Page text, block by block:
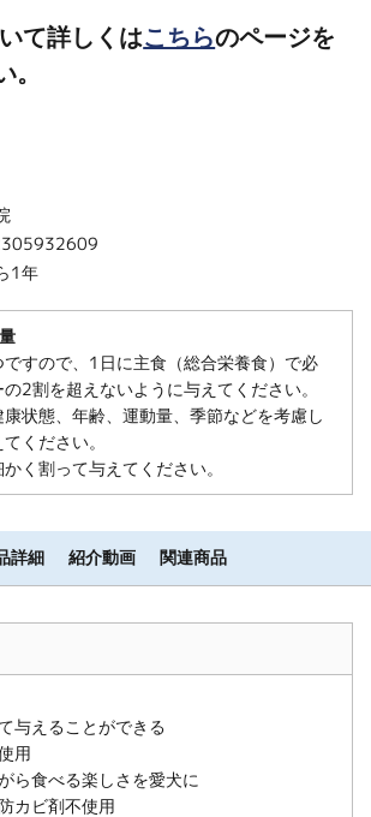
て詳しくはこちらのページを
。
1年
ですので、1日に主食（総合栄養食）で必
2割を超えないように与えてください。
康状態、年齢、運動量、季節などを考慮し
ください。
く割って与えてください。
詳細 紹介動画 関連商品
与えることができる
用
ら食べる楽しさを愛犬に
カビ剤不使用